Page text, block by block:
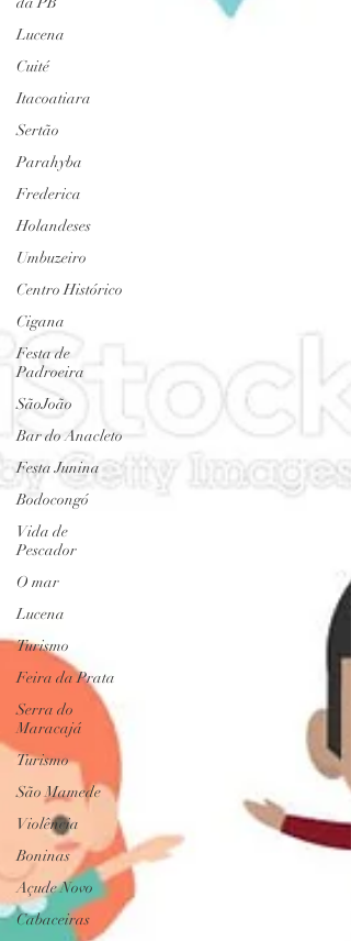
Lucena
Cuité
Itacoatiara
Sertão
Parahyba
Frederica
Holandeses
Umbuzeiro
Centro Histórico
Cigana
Festa de
Padroeira
SãoJoão
Bar do Anacleto
Festa Junina
Bodocongó
Vida de
Pescador
O mar
Lucena
Turismo
Feira da Prata
Serra do
Maracajá
Turismo
São Mamede
Violência
Boninas
Açude Novo
Cabaceiras